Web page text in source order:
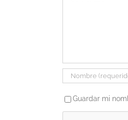
Guardar mi